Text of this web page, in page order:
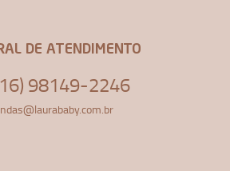
DE ATENDIMENTO
98149-2246